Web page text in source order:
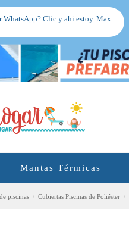
WhatsApp? Clic y ahi estoy. Max
Mantas Térmicas
piscinas Cubiertas Piscinas de Poliéster